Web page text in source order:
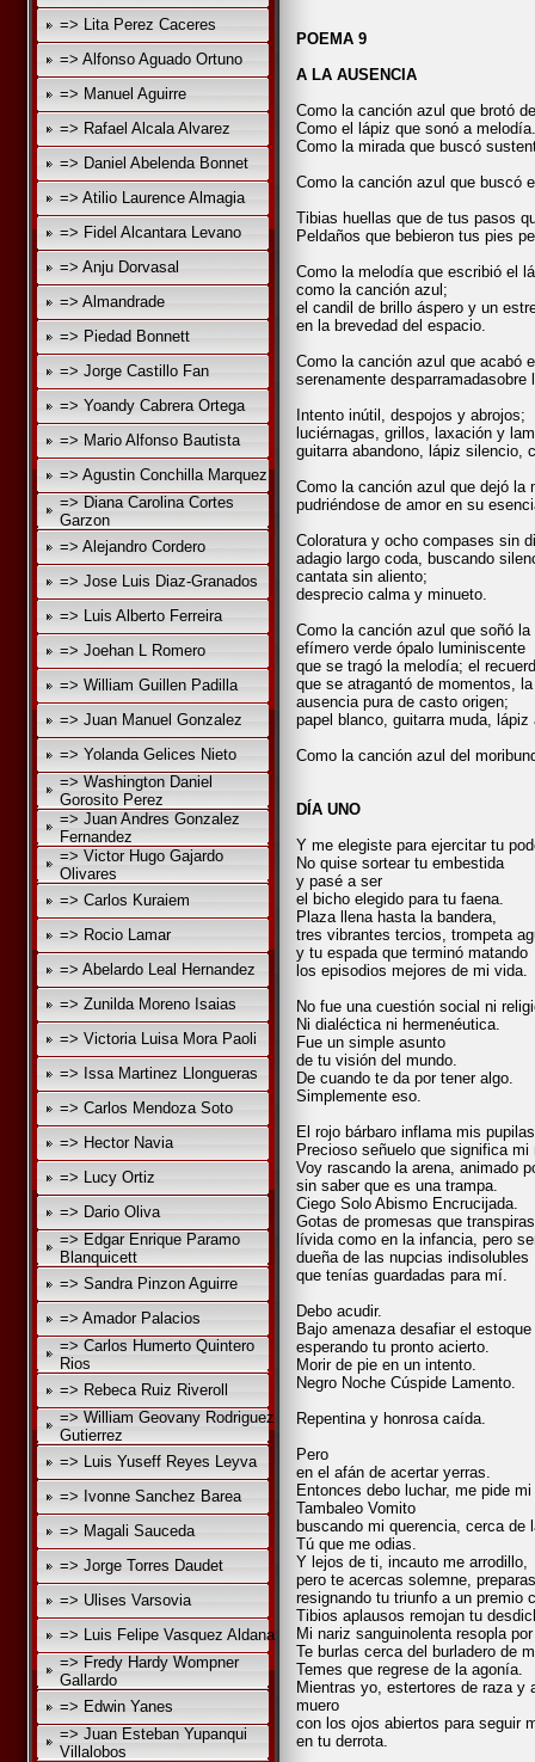
=> Lita Perez Caceres
=> Alfonso Aguado Ortuno
=> Manuel Aguirre
=> Rafael Alcala Alvarez
=> Daniel Abelenda Bonnet
=> Atilio Laurence Almagia
=> Fidel Alcantara Levano
=> Anju Dorvasal
=> Almandrade
=> Piedad Bonnett
=> Jorge Castillo Fan
=> Yoandy Cabrera Ortega
=> Mario Alfonso Bautista
=> Agustin Conchilla Marquez
=> Diana Carolina Cortes
Garzon
=> Alejandro Cordero
=> Jose Luis Diaz-Granados
=> Luis Alberto Ferreira
=> Joehan L Romero
=> William Guillen Padilla
=> Juan Manuel Gonzalez
=> Yolanda Gelices Nieto
=> Washington Daniel
Gorosito Perez
=> Juan Andres Gonzalez
Fernandez
=> Victor Hugo Gajardo
Olivares
=> Carlos Kuraiem
=> Rocio Lamar
=> Abelardo Leal Hernandez
=> Zunilda Moreno Isaias
=> Victoria Luisa Mora Paoli
=> Issa Martinez Llongueras
=> Carlos Mendoza Soto
=> Hector Navia
=> Lucy Ortiz
=> Dario Oliva
=> Edgar Enrique Paramo
Blanquicett
=> Sandra Pinzon Aguirre
=> Amador Palacios
=> Carlos Humerto Quintero
Rios
=> Rebeca Ruiz Riveroll
=> William Geovany Rodriguez
Gutierrez
=> Luis Yuseff Reyes Leyva
=> Ivonne Sanchez Barea
=> Magali Sauceda
=> Jorge Torres Daudet
=> Ulises Varsovia
=> Luis Felipe Vasquez Aldana
=> Fredy Hardy Wompner
Gallardo
=> Edwin Yanes
=> Juan Esteban Yupanqui
Villalobos
POEMA 9
A LA AUSENCIA
Como la canción azul que brotó
Como el lápiz que sonó a melodía.
Como la mirada que buscó
Como la canción azul que buscó
Tibias huellas que de tus pasos
Peldaños que bebieron tus pies
Como la melodía que escribió el
como la canción azul;
el candil de brillo áspero y un
en la brevedad del espacio.
Como la canción azul que acabó
serenamente desparramadasobre
Intento inútil, despojos y abrojos;
luciérnagas, grillos, laxación y
guitarra abandono, lápiz silencio,
Como la canción azul que dejó la
pudriéndose de amor en su
Coloratura y ocho compases sin
adagio largo coda, buscando
cantata sin aliento;
desprecio calma y minueto.
Como la canción azul que soñó la
efímero verde ópalo luminiscente
que se tragó la melodía; el
que se atragantó de momentos,
ausencia pura de casto origen;
papel blanco, guitarra muda,
Como la canción azul del
DÍA UNO
Y me elegiste para ejercitar tu
No quise sortear tu embestida
y pasé a ser
el bicho elegido para tu faena.
Plaza llena hasta la bandera,
tres vibrantes tercios, trompeta
y tu espada que terminó matando
los episodios mejores de mi vida.
No fue una cuestión social ni
Ni dialéctica ni hermenéutica.
Fue un simple asunto
de tu visión del mundo.
De cuando te da por tener algo.
Simplemente eso.
El rojo bárbaro inflama mis
Precioso señuelo que significa
Voy rascando la arena, animado
sin saber que es una trampa.
Ciego Solo Abismo Encrucijada.
Gotas de promesas que
lívida como en la infancia, pero
dueña de las nupcias indisolubles
que tenías guardadas para mí.
Debo acudir.
Bajo amenaza desafiar el estoque
esperando tu pronto acierto.
Morir de pie en un intento.
Negro Noche Cúspide Lamento.
Repentina y honrosa caída.
Pero
en el afán de acertar yerras.
Entonces debo luchar, me pide
Tambaleo Vomito
buscando mi querencia, cerca
Tú que me odias.
Y lejos de ti, incauto me arrodillo,
pero te acercas solemne,
resignando tu triunfo a un premio
Tibios aplausos remojan tu
Mi nariz sanguinolenta resopla
Te burlas cerca del burladero de
Temes que regrese de la agonía.
Mientras yo, estertores de raza y
muero
con los ojos abiertos para seguir
en tu derrota.